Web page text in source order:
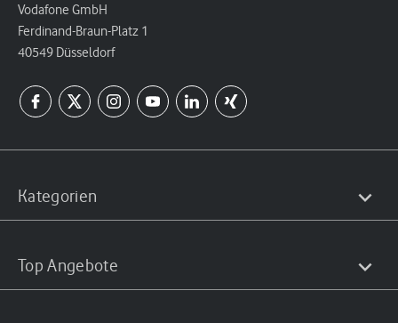
Vodafone GmbH
Ferdinand-Braun-Platz 1
40549 Düsseldorf
Kategorien
Top Angebote